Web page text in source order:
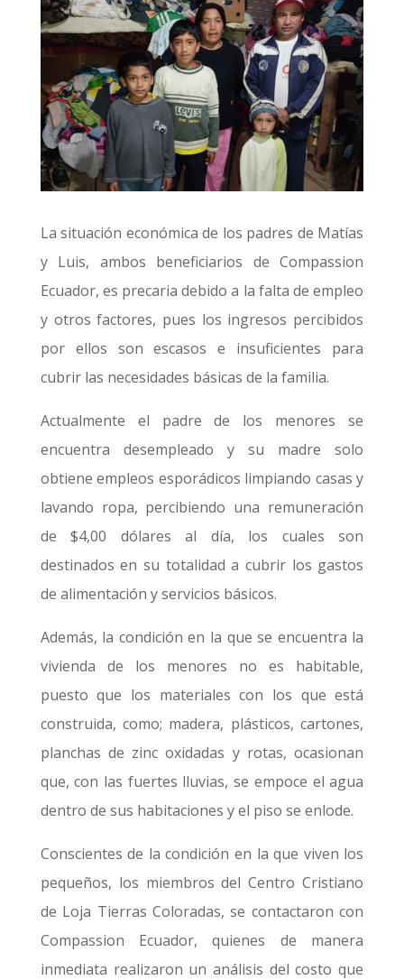
La situación económica de los padres de Matías
y Luis, ambos beneficiarios de Compassion
Ecuador, es precaria debido a la falta de empleo
y otros factores, pues los ingresos percibidos
por ellos son escasos e insuficientes para
cubrir las necesidades básicas de la familia.
Actualmente el padre de los menores se
encuentra desempleado y su madre solo
obtiene empleos esporádicos limpiando casas y
lavando ropa, percibiendo una remuneración
de $4,00 dólares al día, los cuales son
destinados en su totalidad a cubrir los gastos
de alimentación y servicios básicos.
Además, la condición en la que se encuentra la
vivienda de los menores no es habitable,
puesto que los materiales con los que está
construida, como; madera, plásticos, cartones,
planchas de zinc oxidadas y rotas, ocasionan
que, con las fuertes lluvias, se empoce el agua
dentro de sus habitaciones y el piso se enlode.
Conscientes de la condición en la que viven los
pequeños, los miembros del Centro Cristiano
de Loja Tierras Coloradas, se contactaron con
Compassion Ecuador, quienes de manera
inmediata realizaron un análisis del costo que